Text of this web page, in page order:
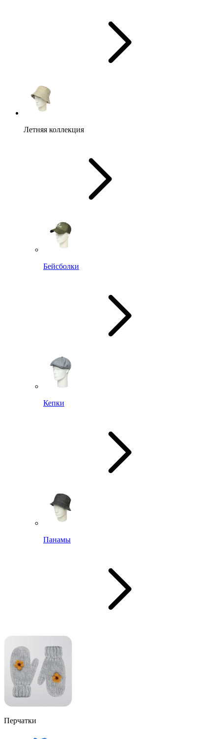
Летняя коллекция
Бейсболки
Кепки
Панамы
Перчатки